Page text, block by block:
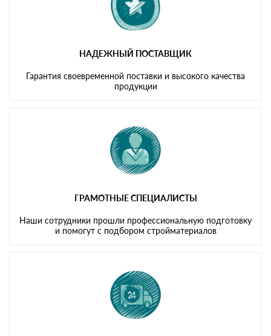
НАДЕЖНЫЙ ПОСТАВЩИК
Гарантия своевременной поставки и высокого качества
продукции
ГРАМОТНЫЕ СПЕЦИАЛИСТЫ
Наши сотрудники прошли профессиональную подготовку
и помогут с подбором стройматериалов